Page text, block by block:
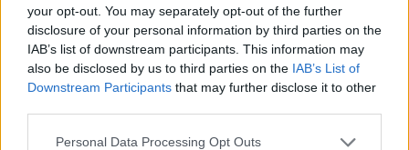
your opt-out. You may separately opt-out of the further
disclosure of your personal information by third parties on the
IAB’s list of downstream participants. This information may
also be disclosed by us to third parties on the IAB’s List of
Downstream Participants that may further disclose it to other
Please note that this website/app uses one or more Google
Personal Data Processing Opt Outs
Valószínűleg sokan tudnak majd rezonálni boebeck
új videójával, ami az 8 című dalára forgott. A tavaszi
bemutatkozó lemez nyitánya egy erőteljes trauma
feldolgozhatatlanságáról beszél, olyan sebekről, ami
évek múltán sem gyógyulnak, nem gyógyulhatnak
be teljesen.